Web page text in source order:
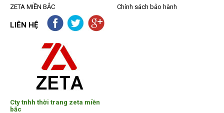
ZETA MIỀN BẮC Chính sách bảo hành
LIÊN HỆ
Cty tnhh thời trang zeta miền
bắc